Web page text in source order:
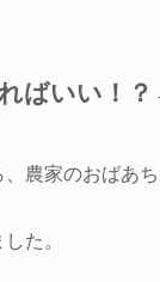
ばいい！
農家のおばあ
た。